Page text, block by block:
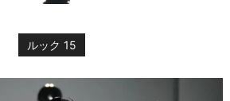
ルック 15